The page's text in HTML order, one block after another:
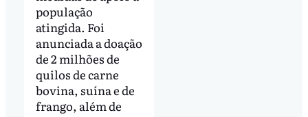
população
atingida. Foi
anunciada a doação
de 2 milhões de
quilos de carne
bovina, suína e de
frango, além de